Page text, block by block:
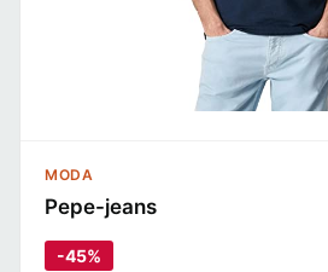
MODA
Pepe-jeans
-45%